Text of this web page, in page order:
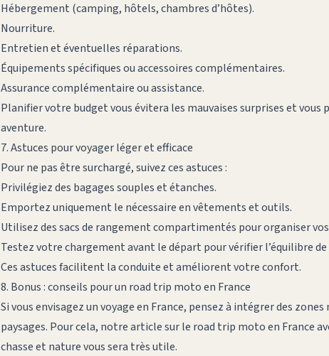
Hébergement (camping, hôtels, chambres d’hôtes).
Nourriture.
Entretien et éventuelles réparations.
Équipements spécifiques ou accessoires complémentaires.
Assurance complémentaire ou assistance.
Planifier votre budget vous évitera les mauvaises surprises et
aventure.
7. Astuces pour voyager léger et efficace
Pour ne pas être surchargé, suivez ces astuces :
Privilégiez des bagages souples et étanches.
Emportez uniquement le nécessaire en vêtements et outils.
Utilisez des sacs de rangement compartimentés pour organiser
Testez votre chargement avant le départ pour vérifier l’équilibre
Ces astuces facilitent la conduite et améliorent votre confort.
8. Bonus : conseils pour un road trip moto en France
Si vous envisagez un voyage en France, pensez à intégrer des
paysages. Pour cela, notre article surle road trip moto en France
chasse et naturevous sera très utile.